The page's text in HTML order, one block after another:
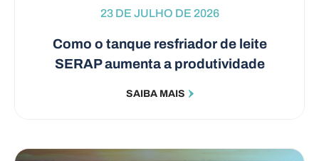
23 DE JULHO DE 2026
Como o tanque resfriador de leite
SERAP aumenta a produtividade
SAIBA MAIS